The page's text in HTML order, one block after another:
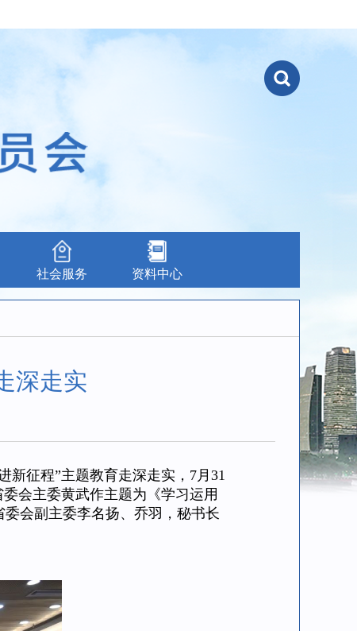
社会服务 资料中心
深走实
征程”主题教育走深走实，7月31
会主委黄武作主题为《学习运用
会副主委李名扬、乔羽，秘书长